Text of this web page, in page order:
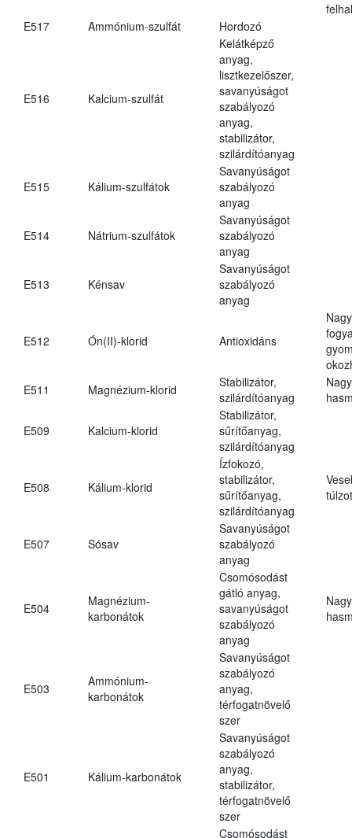
E517
Ammónium-szulfát Hordozó
E516 Kalcium-szulfát
Kelátképző
anyag,
lisztkezelőszer,
savanyúságot
szabályozó
anyag,
stabilizátor,
szilárdítóanyag
E515 Kálium-szulfátok
Savanyúságot
szabályozó
anyag
E514 Nátrium-szulfátok
Savanyúságot
szabályozó
anyag
E513 Kénsav
Savanyúságot
szabályozó
anyag
E512 Ón(II)-klorid Antioxidáns
E511
Magnézium-klorid
Stabilizátor,
szilárdítóanyag
E509 Kalcium-klorid
Stabilizátor,
sűrítőanyag,
szilárdítóanyag
E508 Kálium-klorid
Ízfokozó,
stabilizátor,
sűrítőanyag,
szilárdítóanyag
E507 Sósav
Savanyúságot
szabályozó
anyag
E504
Magnézium-
karbonátok
Csomósodást
gátló anyag,
savanyúságot
szabályozó
anyag
E503
Ammónium-
karbonátok
Savanyúságot
szabályozó
anyag,
térfogatnövelő
szer
E501 Kálium-karbonátok
Savanyúságot
szabályozó
anyag,
stabilizátor,
térfogatnövelő
szer
Csomósodást